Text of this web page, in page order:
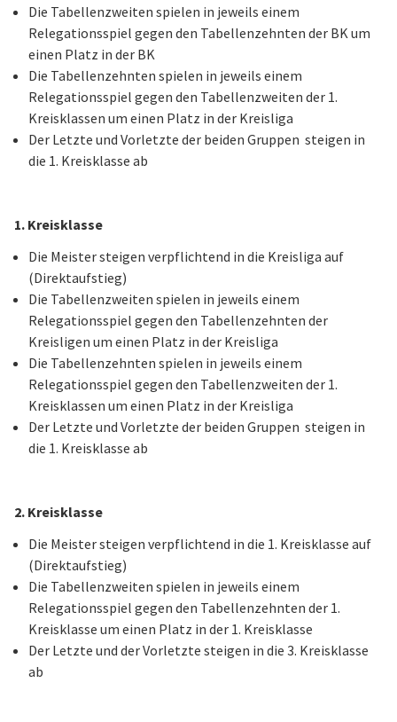
Die Tabellenzweiten spielen in jeweils einem
Relegationsspiel gegen den Tabellenzehnten der BK um
einen Platz in der BK
Die Tabellenzehnten spielen in jeweils einem
Relegationsspiel gegen den Tabellenzweiten der 1.
Kreisklassen um einen Platz in der Kreisliga
Der Letzte und Vorletzte der beiden Gruppen steigen in
die 1. Kreisklasse ab
1. Kreisklasse
Die Meister steigen verpflichtend in die Kreisliga auf
(Direktaufstieg)
Die Tabellenzweiten spielen in jeweils einem
Relegationsspiel gegen den Tabellenzehnten der
Kreisligen um einen Platz in der Kreisliga
Die Tabellenzehnten spielen in jeweils einem
Relegationsspiel gegen den Tabellenzweiten der 1.
Kreisklassen um einen Platz in der Kreisliga
Der Letzte und Vorletzte der beiden Gruppen steigen in
die 1. Kreisklasse ab
2. Kreisklasse
Die Meister steigen verpflichtend in die 1. Kreisklasse auf
(Direktaufstieg)
Die Tabellenzweiten spielen in jeweils einem
Relegationsspiel gegen den Tabellenzehnten der 1.
Kreisklasse um einen Platz in der 1. Kreisklasse
Der Letzte und der Vorletzte steigen in die 3. Kreisklasse
ab